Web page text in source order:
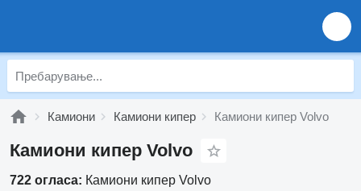
Камиони Камиони кипер Камиони кипер Volvo
Камиони кипер Volvo
722 огласа: Камиони кипер Volvo